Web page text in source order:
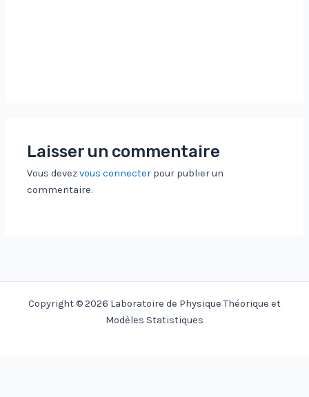
Laisser un commentaire
Vous devezvous connecter pour publier un
commentaire.
Copyright © 2026 Laboratoire de Physique Théorique et
Modèles Statistiques